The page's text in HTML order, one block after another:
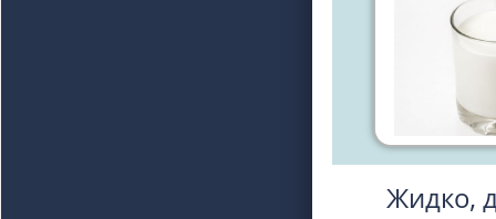
Жидко, да не вода, бело,